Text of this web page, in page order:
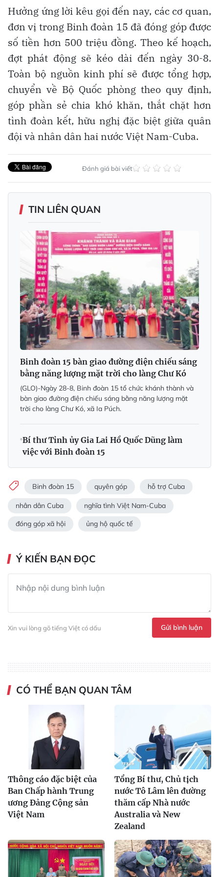
Hưởng ứng lời kêu gọi đến nay, các cơ quan,
đơn vị trong Binh đoàn 15 đã đóng góp được
số tiền hơn 500 triệu đồng. Theo kế hoạch,
đợt phát động sẽ kéo dài đến ngày 30-8.
Toàn bộ nguồn kinh phí sẽ được tổng hợp,
chuyển về Bộ Quốc phòng theo quy định,
góp phần sẻ chia khó khăn, thắt chặt hơn
tình đoàn kết, hữu nghị đặc biệt giữa quân
đội và nhân dân hai nước Việt Nam-Cuba.
Đánh giá bài viết
TIN LIÊN QUAN
Binh đoàn 15 bàn giao đường điện chiếu sáng
bằng năng lượng mặt trời cho làng Chư Kó
(GLO)-Ngày 28-8, Binh đoàn 15 tổ chức khánh thành và
bàn giao đường điện chiếu sáng bằng năng lượng mặt
trời cho làng Chư Kó, xã Ia Púch.
Bí thư Tỉnh ủy Gia Lai Hồ Quốc Dũng làm
việc với Binh đoàn 15
Binh đoàn 15 quyên góp hỗ trợ Cuba
nhân dân Cuba nghĩa tình Việt Nam-Cuba
đóng góp xã hội ủng hộ quốc tế
Ý KIẾN BẠN ĐỌC
Xin vui lòng gõ tiếng Việt có dấu Gửi bình luận
CÓ THỂ BẠN QUAN TÂM
Thông cáo đặc biệt của
Ban Chấp hành Trung
ương Đảng Cộng sản
Việt Nam
Tổng Bí thư, Chủ tịch
nước Tô Lâm lên đường
thăm cấp Nhà nước
Australia và New
Zealand